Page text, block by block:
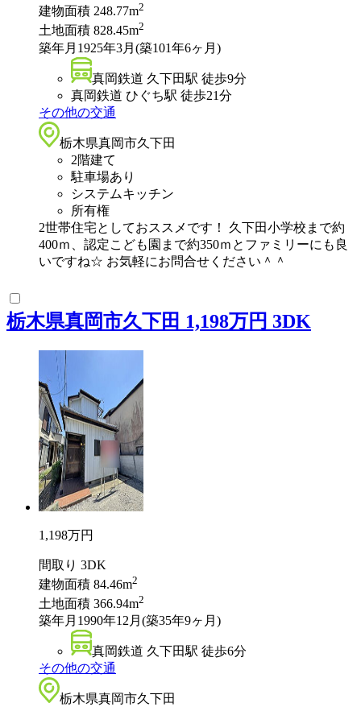
建物面積 248.77m2
土地面積 828.45m2
築年月 1925年3月(築101年6ヶ月)
真岡鉄道 久下田駅 徒歩9分
真岡鉄道 ひぐち駅 徒歩21分
その他の交通
栃木県真岡市久下田
2階建て
駐車場あり
システムキッチン
所有権
2世帯住宅としておススメです！ 久下田小学校まで約
400ｍ、認定こども園まで約350ｍとファミリーにも良
いですね☆ お気軽にお問合せください＾＾
栃木県真岡市久下田 1,198万円 3DK
1,198万円
間取り 3DK
建物面積 84.46m2
土地面積 366.94m2
築年月 1990年12月(築35年9ヶ月)
真岡鉄道 久下田駅 徒歩6分
その他の交通
栃木県真岡市久下田